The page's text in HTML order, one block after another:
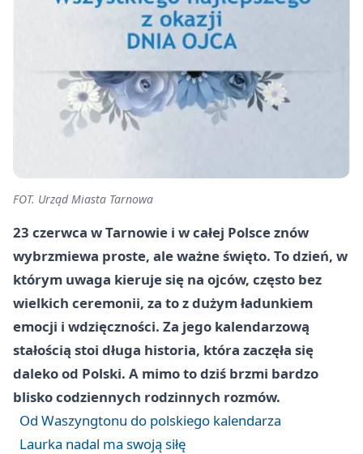
FOT. Urząd Miasta Tarnowa
23 czerwca w Tarnowie i w całej Polsce znów
wybrzmiewa proste, ale ważne święto. To dzień, w
którym uwaga kieruje się na ojców, często bez
wielkich ceremonii, za to z dużym ładunkiem
emocji i wdzięczności. Za jego kalendarzową
stałością stoi długa historia, która zaczęła się
daleko od Polski. A mimo to dziś brzmi bardzo
blisko codziennych rodzinnych rozmów.
Od Waszyngtonu do polskiego kalendarza
Laurka nadal ma swoją siłę